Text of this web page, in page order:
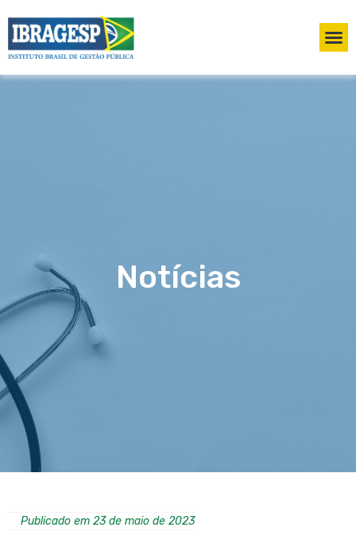
Notícias
Publicado em 23 de maio de 2023